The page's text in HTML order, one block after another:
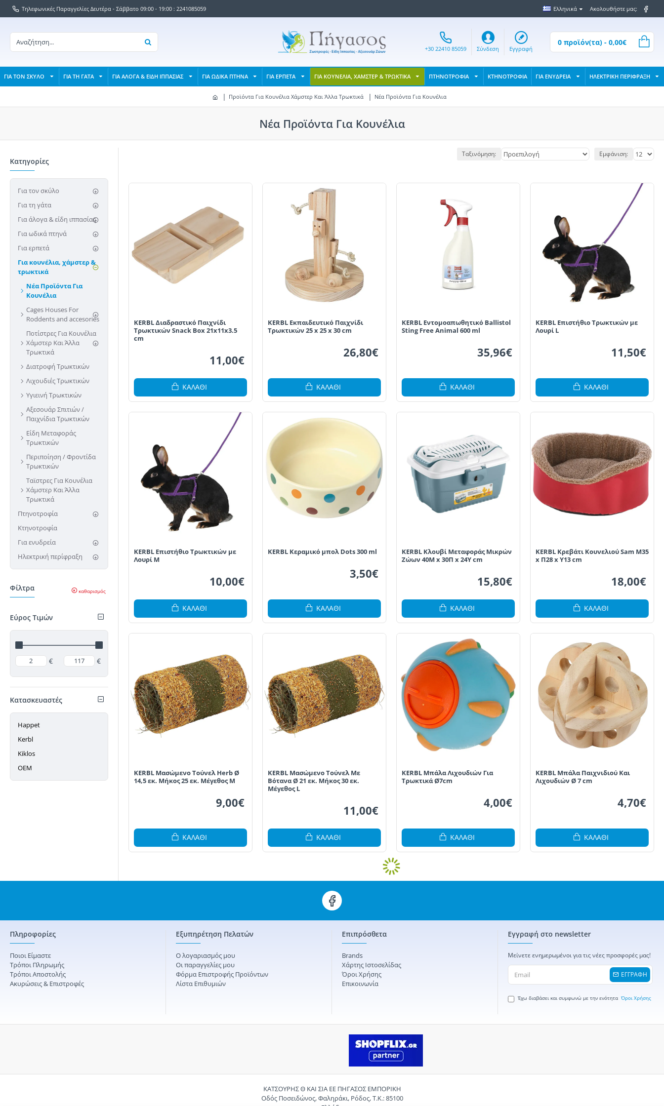
Τηλεφωνικές Παραγγελίες Δευτέρα - Σάββατο 09:00 - 19:00 : 2241085059 Ελληνικά Ακολουθήστε μας:
+30 22410 85059 Σύνδεση Εγγραφή
0 προϊόν(τα) - 0,00€
ΓΙΑ ΤΟΝ ΣΚΥΛΟ ΓΙΑ ΤΗ ΓΑΤΑ ΓΙΑ ΑΛΟΓΑ & ΕΙΔΗ ΙΠΠΑΣΙΑΣ ΓΙΑ ΩΔΙΚΑ ΠΤΗΝΑ ΓΙΑ ΕΡΠΕΤΑ ΓΙΑ ΚΟΥΝΕΛΙΑ, ΧΑΜΣΤΕΡ & ΤΡΩΚΤΙΚΑ ΠΤΗΝΟΤΡΟΦΙΑ ΚΤΗΝΟΤΡΟΦΙΑ ΓΙΑ ΕΝΥΔΡΕΙΑ ΗΛΕΚΤΡΙΚΗ ΠΕΡΙΦΡΑΞΗ
Προϊόντα Για Κουνέλια Χάμστερ Και Άλλα Τρωκτικά Νέα Προϊόντα Για Κουνέλια
Νέα Προϊόντα Για Κουνέλια
Κατηγορίες
Για τον σκύλο
Για τη γάτα
Για άλογα & είδη ιππασίας
Για ωδικά πτηνά
Για ερπετά
Για κουνέλια, χάμστερ &
τρωκτικά
Νέα Προϊόντα Για
Κουνέλια
Cages Houses For
Roddents and accesories
Ποτίστρες Για Κουνέλια
Χάμστερ Kαι Άλλα
Τρωκτικά
Διατροφή Τρωκτικών
Λιχουδιές Τρωκτικών
Υγιεινή Τρωκτικών
Αξεσουάρ Σπιτιών /
Παιχνίδια Τρωκτικών
Είδη Μεταφοράς
Τρωκτικών
Περιποίηση / Φροντίδα
Τρωκτικών
Ταϊστρες Για Κουνέλια
Χάμστερ Και Άλλα
Τρωκτικά
Πτηνοτροφία
Κτηνοτροφία
Για ενυδρεία
Ηλεκτρική περίφραξη
Φίλτρα καθαρισμός
Εύρος Τιμών
€ €
Κατασκευαστές
Happet
Kerbl
Kiklos
ΟΕΜ
Ταξινόμηση: Εμφάνιση:
KERBL Διαδραστικό Παιχνίδι
Τρωκτικών Snack Box 21x11x3.5
cm
11,00€
ΚΑΛΆΘΙ
KERBL Εκπαιδευτικό Παιχνίδι
Τρωκτικών 25 x 25 x 30 cm
26,80€
ΚΑΛΆΘΙ
KERBL Εντομοαπωθητικό Ballistol
Sting Free Animal 600 ml
35,96€
ΚΑΛΆΘΙ
KERBL Επιστήθιο Τρωκτικών με
Λουρί L
11,50€
ΚΑΛΆΘΙ
KERBL Επιστήθιο Τρωκτικών με
Λουρί M
10,00€
ΚΑΛΆΘΙ
KERBL Κεραμικό μπολ Dots 300 ml
3,50€
ΚΑΛΆΘΙ
KERBL Κλουβί Μεταφοράς Μικρών
Ζώων 40Μ x 30Π x 24Υ cm
15,80€
ΚΑΛΆΘΙ
KERBL Κρεβάτι Κουνελιού Sam Μ35
x Π28 x Υ13 cm
18,00€
ΚΑΛΆΘΙ
KERBL Μασώμενο Τούνελ Herb Ø
14,5 εκ. Μήκος 25 εκ. Μέγεθος M
9,00€
ΚΑΛΆΘΙ
KERBL Μασώμενο Τούνελ Με
Βότανα Ø 21 εκ. Μήκος 30 εκ.
Μέγεθος L
11,00€
ΚΑΛΆΘΙ
KERBL Μπάλα Λιχουδιών Για
Τρωκτικά Ø7cm
4,00€
ΚΑΛΆΘΙ
KERBL Μπάλα Παιχνιδιού Και
Λιχουδιών Ø 7 cm
4,70€
ΚΑΛΆΘΙ
Πληροφορίες
Ποιοι Είμαστε
Τρόποι Πληρωμής
Τρόποι Αποστολής
Ακυρώσεις & Επιστροφές
Εξυπηρέτηση Πελατών
Ο λογαριασμός μου
Οι παραγγελίες μου
Φόρμα Επιστροφής Προϊόντων
Λίστα Επιθυμιών
Επιπρόσθετα
Brands
Χάρτης Ιστοσελίδας
Όροι Χρήσης
Επικοινωνία
Εγγραφή στο newsletter
Μείνετε ενημερωμένοι για τις νέες προσφορές μας!
ΕΓΓΡΑΦΗ
Έχω διαβάσει και συμφωνώ με την ενότητα Όροι Χρήσης
ΚΑΤΣΟΥΡΗΣ Θ ΚΑΙ ΣΙΑ ΕΕ ΠΗΓΑΣΟΣ ΕΜΠΟΡΙΚΗ
Οδός Ποσειδώνος, Φαληράκι, Ρόδος, Τ.Κ.: 85100